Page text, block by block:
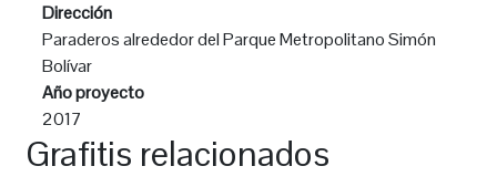
Dirección
Paraderos alrededor del Parque Metropolitano Simón
Bolívar
Año proyecto
2017
Grafitis relacionados